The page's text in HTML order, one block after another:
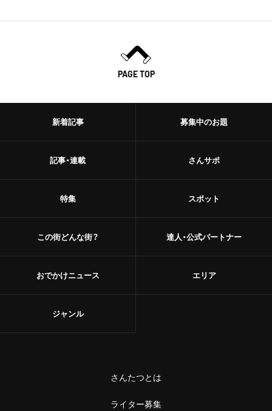
PAGE TOP
新着記事
記事・連載
特集
この街どんな街？
おでかけニュース
募集中のお題
さんサポ
スポット
達人・公式パートナー
エリア
ジャンル
さんたつとは
ライター募集